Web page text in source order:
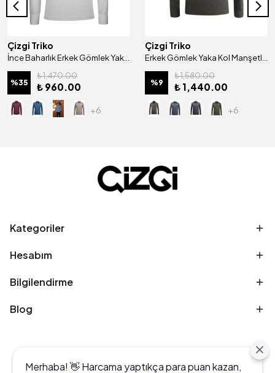
Çizgi Triko
İnce Baharlık Erkek Gömlek Yaka Kol Manşetli Cepli Sweat - 4825
%35
₺ 1,470.00
₺ 960.00
+6
Çizgi Triko
Erkek Gömlek Yaka Kol Manşetli Cepli Sweat - 4249
%9
₺ 1,580.00
₺ 1,440.00
+6
Kategoriler
Hesabım
Bilgilendirme
Blog
Merhaba! 👋 Harcama yaptıkça para puan kazan,